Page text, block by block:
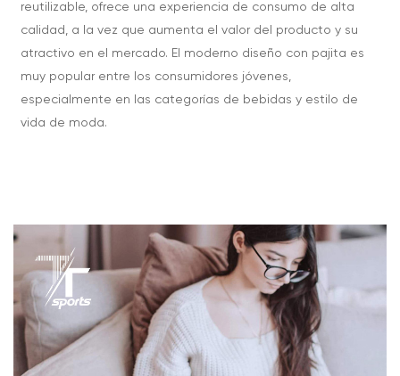
reutilizable, ofrece una experiencia de consumo de alta
calidad, a la vez que aumenta el valor del producto y su
atractivo en el mercado. El moderno diseño con pajita es
muy popular entre los consumidores jóvenes,
especialmente en las categorías de bebidas y estilo de
vida de moda.